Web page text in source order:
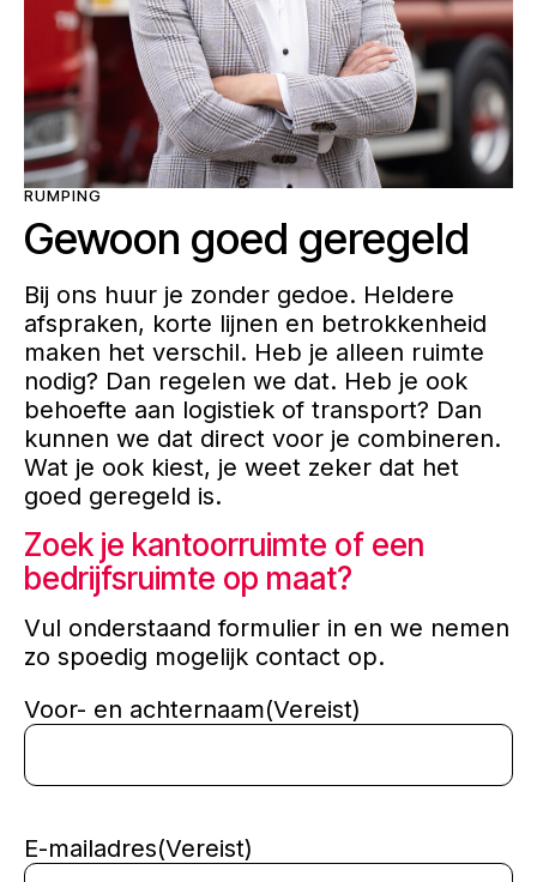
RUMPING
Gewoon goed geregeld
Bij ons huur je zonder gedoe. Heldere
afspraken, korte lijnen en betrokkenheid
maken het verschil. Heb je alleen ruimte
nodig? Dan regelen we dat. Heb je ook
behoefte aan logistiek of transport? Dan
kunnen we dat direct voor je combineren.
Wat je ook kiest, je weet zeker dat het
goed geregeld is.
Zoek je kantoorruimte of een
bedrijfsruimte op maat?
Vul onderstaand formulier in en we nemen
zo spoedig mogelijk contact op.
Voor- en achternaam(Vereist)
E-mailadres(Vereist)